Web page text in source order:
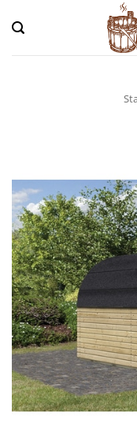
Inhalt
springen